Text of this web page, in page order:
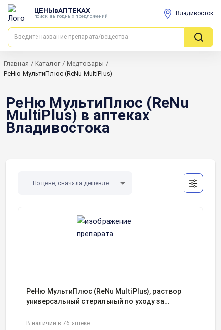
ЦЕНЫвАПТЕКАХ
поиск выгодных предложений Владивосток
Главная / Каталог / Медтовары /
РеНю МультиПлюс (ReNu MultiPlus)
РеНю МультиПлюс (ReNu
MultiPlus) в аптеках
Владивостока
По цене, сначала дешевле
РеНю МультиПлюс (ReNu MultiPlus), раствор
универсальный стерильный по уходу за
В наличии в 76 аптеке